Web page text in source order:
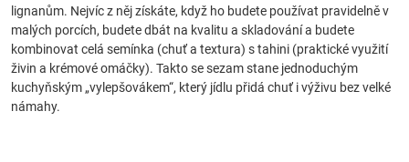
lignanům. Nejvíc z něj získáte, když ho budete používat pravidelně v
malých porcích, budete dbát na kvalitu a skladování a budete
kombinovat celá semínka (chuť a textura) s tahini (praktické využití
živin a krémové omáčky). Takto se sezam stane jednoduchým
kuchyňským „vylepšovákem“, který jídlu přidá chuť i výživu bez velké
námahy.